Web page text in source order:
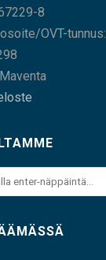
8
OVT-tunnus: